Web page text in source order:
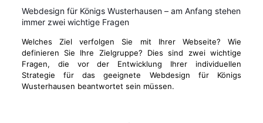
Webdesign für Königs Wusterhausen – am Anfang stehen
immer zwei wichtige Fragen
Welches Ziel verfolgen Sie mit Ihrer Webseite? Wie
definieren Sie Ihre Zielgruppe? Dies sind zwei wichtige
Fragen, die vor der Entwicklung Ihrer individuellen
Strategie für das geeignete Webdesign für Königs
Wusterhausen beantwortet sein müssen.